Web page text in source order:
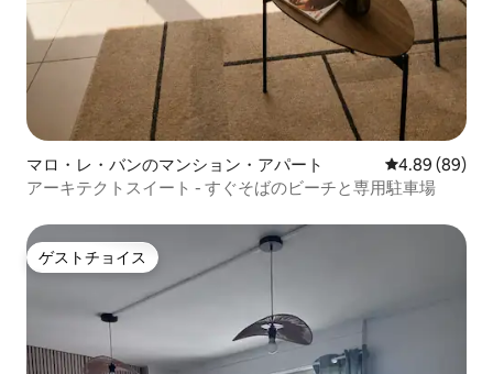
マロ・レ・バンのマンション・アパート レビュー89件
4.89 (89)
アーキテクトスイート - すぐそばのビーチと専用駐車場
ゲストチョイス
ゲストチョイス